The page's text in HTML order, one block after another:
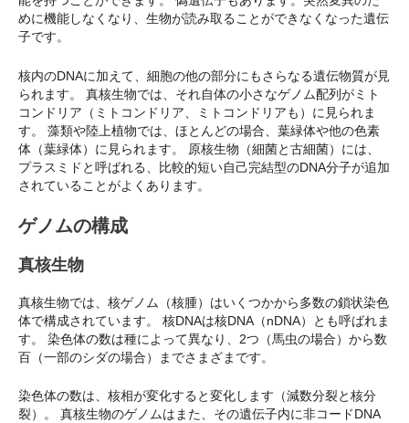
めに機能しなくなり、生物が読み取ることができなくなった遺伝
子です。
核内のDNAに加えて、細胞の他の部分にもさらなる遺伝物質が見
られます。 真核生物では、それ自体の小さなゲノム配列がミト
コンドリア（ミトコンドリア、ミトコンドリアも）に見られま
す。 藻類や陸上植物では、ほとんどの場合、葉緑体や他の色素
体（葉緑体）に見られます。 原核生物（細菌と古細菌）には、
プラスミドと呼ばれる、比較的短い自己完結型のDNA分子が追加
されていることがよくあります。
ゲノムの構成
真核生物
真核生物では、核ゲノム（核腫）はいくつかから多数の鎖状染色
体で構成されています。 核DNAは核DNA（nDNA）とも呼ばれま
す。 染色体の数は種によって異なり、2つ（馬虫の場合）から数
百（一部のシダの場合）までさまざまです。
染色体の数は、核相が変化すると変化します（減数分裂と核分
裂）。 真核生物のゲノムはまた、その遺伝子内に非コードDNA